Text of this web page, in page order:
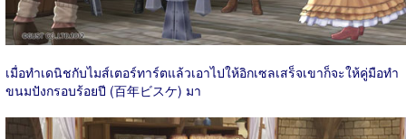
เมื่อทำเดนิชกับไมส์เตอร์ทาร์ตแล้วเอาไปให้อิกเซลเสร็จเขาก็จะให้คู่มือทำ
ขนมปังกรอบร้อยปี (百年ビスケ) มา